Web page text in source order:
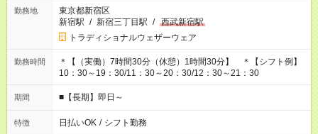
勤務地
東京都新宿区
新宿駅 / 新宿三丁目駅 / 西武新宿駅
トラディショナルウェザーウェア
勤務時間
＊【（実働）7時間30分（休憩）1時間30分】 ＊【シフト例】
10：30～19：30/11：30～20：30/12：30～21：30
期間 ■【長期】即日～
特徴 日払いOK / シフト勤務